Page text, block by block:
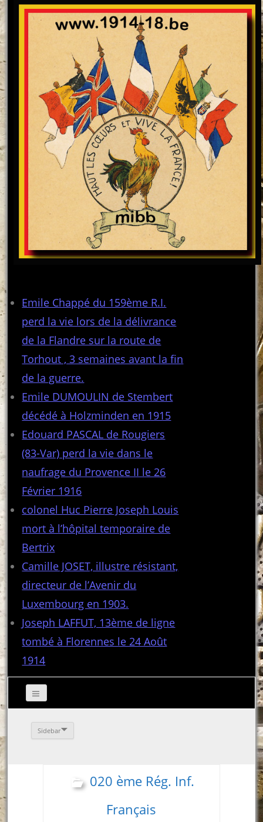
Emile Chappé du 159ème R.I.
perd la vie lors de la délivrance
de la Flandre sur la route de
Torhout , 3 semaines avant la fin
de la guerre.
Emile DUMOULIN de Stembert
décédé à Holzminden en 1915
Edouard PASCAL de Rougiers
(83-Var) perd la vie dans le
naufrage du Provence II le 26
Février 1916
colonel Huc Pierre Joseph Louis
mort à l’hôpital temporaire de
Bertrix
Camille JOSET, illustre résistant,
directeur de l’Avenir du
Luxembourg en 1903.
Joseph LAFFUT, 13ème de ligne
tombé à Florennes le 24 Août
1914
Sidebar
020 ème Rég. Inf.
Français